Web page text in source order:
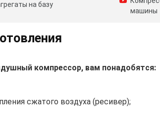
на базу
машины
компрессор, вам понадобятся:
сжатого воздуха (ресивер);